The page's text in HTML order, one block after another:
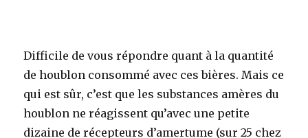
Difficile de vous répondre quant à la quantité
de houblon consommé avec ces bières. Mais ce
qui est sûr, c’est que les substances amères du
houblon ne réagissent qu’avec une petite
dizaine de récepteurs d’amertume (sur 25 chez